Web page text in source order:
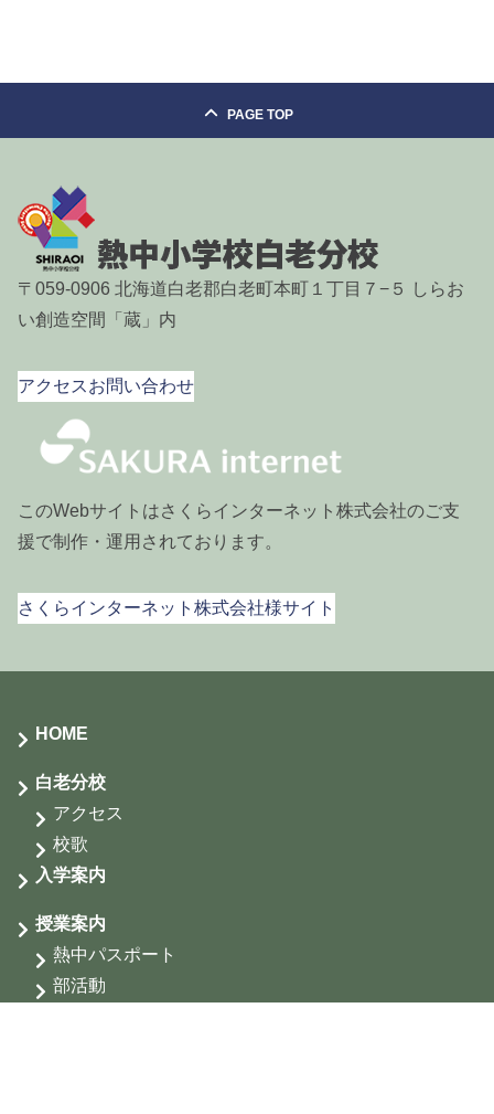
PAGE TOP
〒059-0906 北海道白老郡白老町本町１丁目７−５ しらお
い創造空間「蔵」内
アクセスお問い合わせ
このWebサイトはさくらインターネット株式会社のご支
援で制作・運用されております。
さくらインターネット株式会社様サイト
HOME
白老分校
アクセス
校歌
入学案内
授業案内
熱中パスポート
部活動